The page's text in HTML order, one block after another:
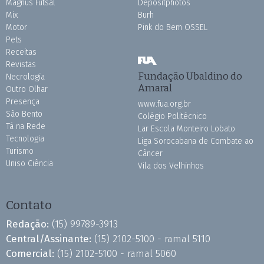
Magnus Futsal
Mix
Motor
Pets
Receitas
Revistas
Necrologia
Outro Olhar
Presença
São Bento
Tá na Rede
Tecnologia
Turismo
Uniso Ciência
Depositphotos
Burh
Pink do Bem OSSEL
Fundação Ubaldino do
Amaral
www.fua.org.br
Colégio Politécnico
Lar Escola Monteiro Lobato
Liga Sorocabana de Combate ao
Câncer
Vila dos Velhinhos
Contato
Redação: (15) 99789-3913
Central/Assinante: (15) 2102-5100 - ramal 5110
Comercial: (15) 2102-5100 - ramal 5060